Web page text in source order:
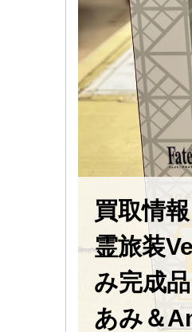
買取情
霊旅装
み完成
あみ＆